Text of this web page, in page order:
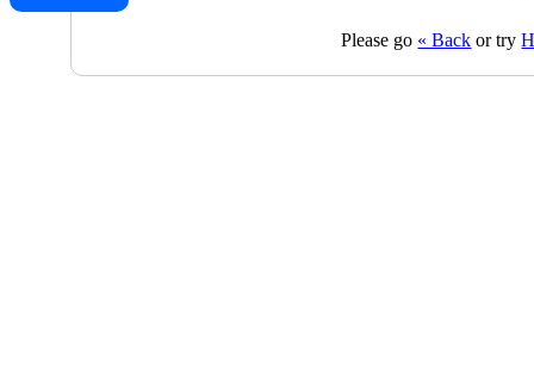
Please go « Back or try